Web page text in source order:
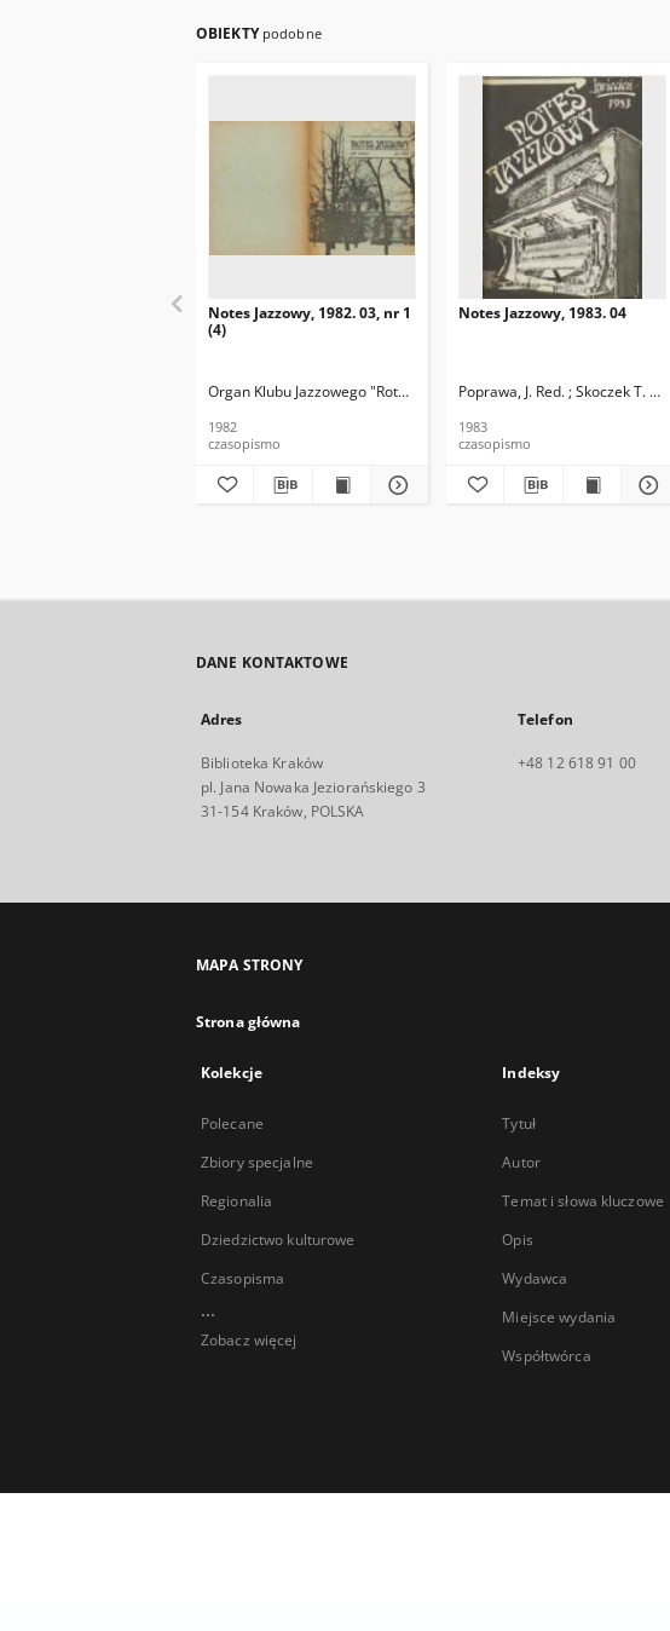
OBIEKTY podobne
Notes Jazzowy, 1982. 03, nr 1
(4)
Organ Klubu Jazzowego "Rotunda" Skoczek, T. Red.
1982
czasopismo
Notes Jazzowy, 1983. 04
Poprawa, J. Red. ; Skoczek T. Red.
1983
czasopismo
DANE KONTAKTOWE
Adres
Biblioteka Kraków
pl. Jana Nowaka Jeziorańskiego 3
31-154 Kraków, POLSKA
Telefon
+48 12 618 91 00
MAPA STRONY
Strona główna
Kolekcje
Polecane
Zbiory specjalne
Regionalia
Dziedzictwo kulturowe
Czasopisma
...
Zobacz więcej
Indeksy
Tytuł
Autor
Temat i słowa kluczowe
Opis
Wydawca
Miejsce wydania
Współtwórca